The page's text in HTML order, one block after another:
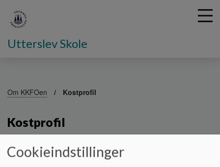
Utterslev Skole
Om KKFOen Kostprofil
Kostprofil
UFOens kostprofil
Cookieindstillinger